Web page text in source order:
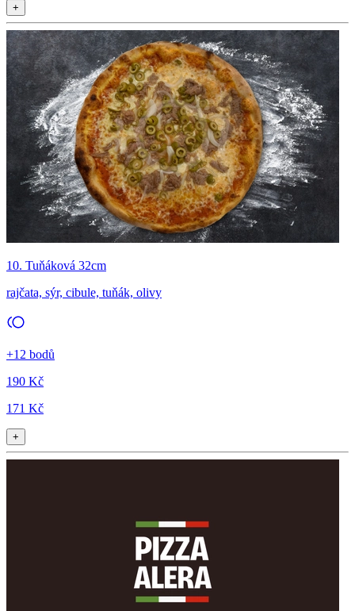
+
10. Tuňáková 32cm
rajčata, sýr, cibule, tuňák, olivy
+12 bodů
190 Kč
171 Kč
+